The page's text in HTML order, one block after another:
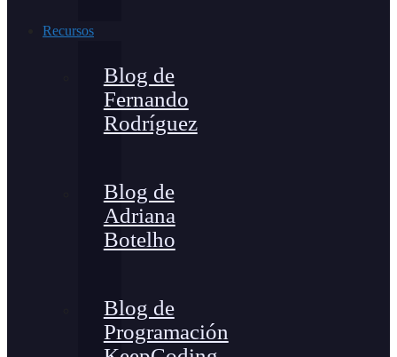
Recursos
Blog de
Fernando
Rodríguez
Blog de
Adriana
Botelho
Blog de
Programación